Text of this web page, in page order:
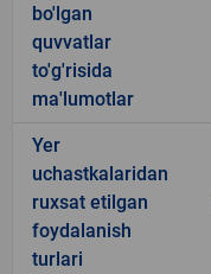
bo'lgan
quvvatlar
to'g'risida
ma'lumotlar
Yer
uchastkalaridan
ruxsat etilgan
foydalanish
turlari